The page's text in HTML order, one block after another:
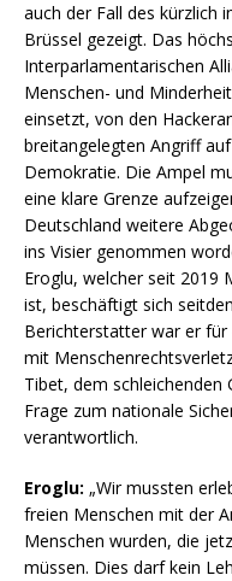
auch der Fall des kürzlich
Brüssel gezeigt. Das
Interparlamentarischen
Menschen- und
einsetzt, von den
breitangelegten Angriff
Demokratie. Die Ampel
eine klare Grenze
Deutschland weitere
ins Visier genommen
Eroglu, welcher seit 2019
ist, beschäftigt sich
Berichterstatter war er
mit
Tibet, dem schleichenden
Frage zum nationale
verantwortlich.
Eroglu: „Wir mussten
freien Menschen mit der
Menschen wurden, die
müssen. Dies darf kein